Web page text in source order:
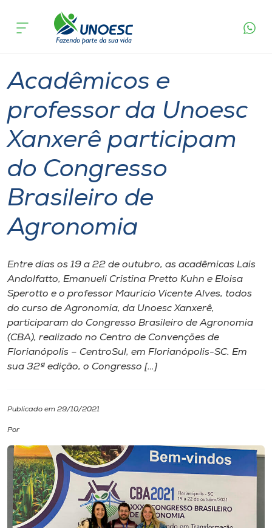
Cursos
Atendimento ao Estudante
Portal de Ensino
Unoesc
Internacionalização
I.nova
Diplomados
Cultura
CPA
Biblioteca
Editora
Rádio
acontece
Agronomia
Acadêmicos e
professor da Unoesc
Xanxerê participam
do Congresso
Brasileiro de
Agronomia
Entre dias os 19 a 22 de outubro, as acadêmicas Lais
Andolfatto, Emanueli Cristina Pretto Kuhn e Eloisa
Sperotto e o professor Mauricio Vicente Alves, todos
do curso de Agronomia, da Unoesc Xanxerê,
participaram do Congresso Brasileiro de Agronomia
(CBA), realizado no Centro de Convenções de
Florianópolis – CentroSul, em Florianópolis-SC. Em
sua 32ª edição, o Congresso […]
Publicado em 29/10/2021
Por